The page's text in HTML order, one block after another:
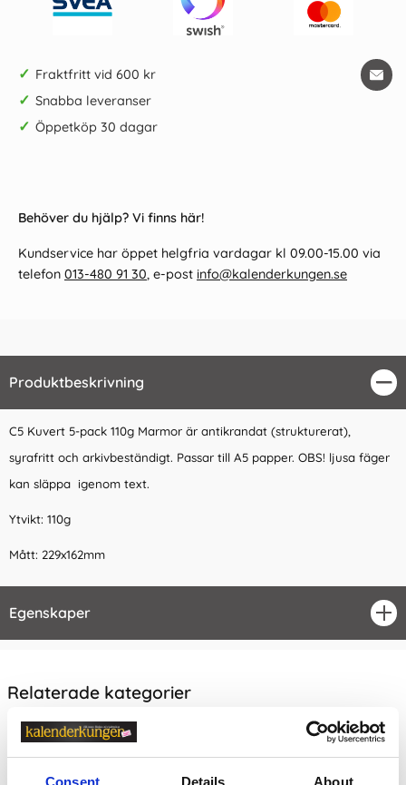
Consent Details About
✓ Fraktfritt vid 600 kr
✓ Snabba leveranser
✓ Öppetköp 30 dagar
Behöver du hjälp? Vi finns här!
Kundservice har öppet helgfria vardagar kl 09.00-15.00 via
telefon 013-480 91 30, e-post info@kalenderkungen.se
Produktbeskrivning
C5 Kuvert 5-pack 110g Marmor är antikrandat (strukturerat),
syrafritt och arkivbeständigt. Passar till A5 papper. OBS! ljusa fäger
kan släppa igenom text.
Ytvikt: 110g
Mått: 229x162mm
Egenskaper
Relaterade kategorier
Kort & Kuvert